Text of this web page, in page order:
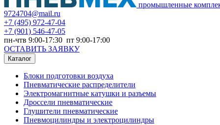
промышленные
9724704@mail.ru
+7 (495) 972-47-04
+7 (901) 546-47-05
пн-чтв 9:00-17:30 пт 9:00-17:00
ОСТАВИТЬ ЗАЯВКУ
Каталог
Блоки подготовки воздуха
Пневматические распределители
Электромагнитные катушки и разъемы
Дроссели пневматические
Глушители пневматические
Пневмоцилиндры и электроцилиндры